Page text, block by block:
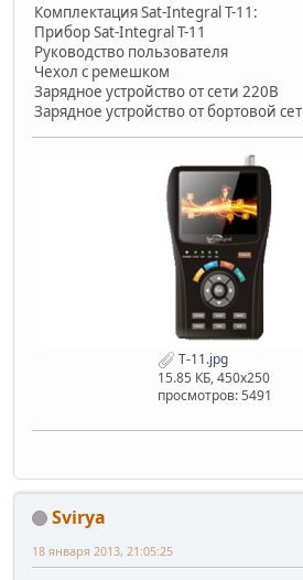
Комплектация Sat-Integral T-11:
Прибор Sat-Integral T-11
Руководство пользователя
Чехол с ремешком
Зарядное устройство от сети 220В
Зарядное устройство от бортовой
T-11.jpg
15.85 КБ, 450x250
просмотров: 5491
Svirya
18 января 2013, 21:05:25